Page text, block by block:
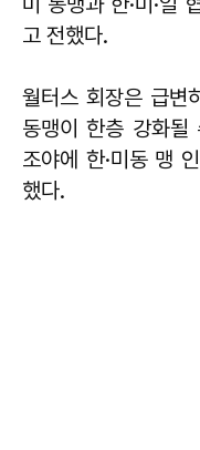
고 전했다.
월터스 회장은 급변
동맹이 한층 강화될
조야에 한·미동 맹
했다.